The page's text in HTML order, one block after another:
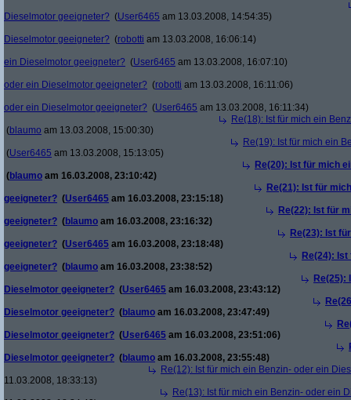
Dieselmotor geeigneter? (User6465 am 13.03.2008, 14:54:35)
Dieselmotor geeigneter? (robotti am 13.03.2008, 16:06:14)
ein Dieselmotor geeigneter? (User6465 am 13.03.2008, 16:07:10)
oder ein Dieselmotor geeigneter? (robotti am 13.03.2008, 16:11:06)
oder ein Dieselmotor geeigneter? (User6465 am 13.03.2008, 16:11:34)
Re(18): Ist für mich ein
(blaumo am 13.03.2008, 15:00:30)
Re(19): Ist für mich ein
(User6465 am 13.03.2008, 15:13:05)
Re(20): Ist für mich
(blaumo am 16.03.2008, 23:10:42)
Re(21): Ist für
geeigneter? (User6465 am 16.03.2008, 23:15:18)
Re(22): Ist für
geeigneter? (blaumo am 16.03.2008, 23:16:32)
Re(23): Ist
geeigneter? (User6465 am 16.03.2008, 23:18:48)
Re(24):
geeigneter? (blaumo am 16.03.2008, 23:38:52)
Re(25):
Dieselmotor geeigneter? (User6465 am 16.03.2008, 23:43:12)
Dieselmotor geeigneter? (blaumo am 16.03.2008, 23:47:49)
Dieselmotor geeigneter? (User6465 am 16.03.2008, 23:51:06)
Dieselmotor geeigneter? (blaumo am 16.03.2008, 23:55:48)
Re(12): Ist für mich ein Benzin- oder ein
11.03.2008, 18:33:13)
Re(13): Ist für mich ein Benzin- oder ein